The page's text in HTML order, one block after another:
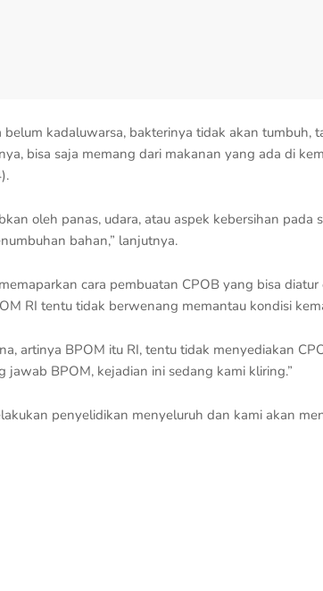
belum kadaluwarsa, bakterinya tidak akan tumbuh,
bisa saja memang dari makanan yang ada di
oleh panas, udara, atau aspek kebersihan
bahan,” lanjutnya.
cara pembuatan CPOB yang bisa
RI tentu tidak berwenang memantau kondisi
artinya BPOM itu RI, tentu tidak menyediakan
jawab BPOM, kejadian ini sedang kami kliring.”
penyelidikan menyeluruh dan kami akan